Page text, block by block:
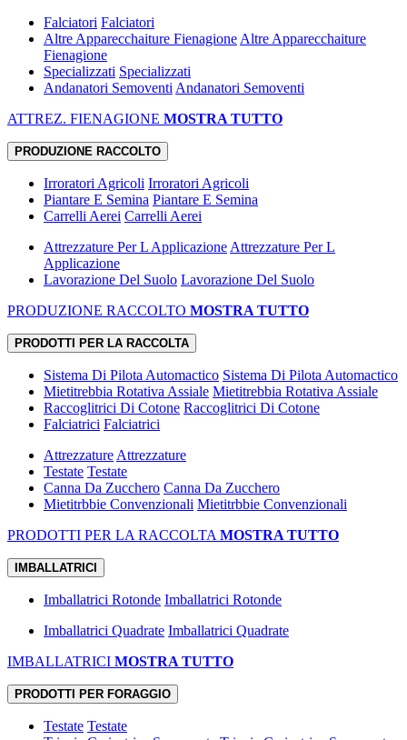
Falciatori Falciatori
Altre Apparecchaiture Fienagione Altre Apparecchaiture
Fienagione
Specializzati Specializzati
Andanatori Semoventi Andanatori Semoventi
ATTREZ. FIENAGIONE MOSTRA TUTTO
PRODUZIONE RACCOLTO
Irroratori Agricoli Irroratori Agricoli
Piantare E Semina Piantare E Semina
Carrelli Aerei Carrelli Aerei
Attrezzature Per L Applicazione Attrezzature Per L
Applicazione
Lavorazione Del Suolo Lavorazione Del Suolo
PRODUZIONE RACCOLTO MOSTRA TUTTO
PRODOTTI PER LA RACCOLTA
Sistema Di Pilota Automactico Sistema Di Pilota Automactico
Mietitrebbia Rotativa Assiale Mietitrebbia Rotativa Assiale
Raccoglitrici Di Cotone Raccoglitrici Di Cotone
Falciatrici Falciatrici
Attrezzature Attrezzature
Testate Testate
Canna Da Zucchero Canna Da Zucchero
Mietitrbbie Convenzionali Mietitrbbie Convenzionali
PRODOTTI PER LA RACCOLTA MOSTRA TUTTO
IMBALLATRICI
Imballatrici Rotonde Imballatrici Rotonde
Imballatrici Quadrate Imballatrici Quadrate
IMBALLATRICI MOSTRA TUTTO
PRODOTTI PER FORAGGIO
Testate Testate